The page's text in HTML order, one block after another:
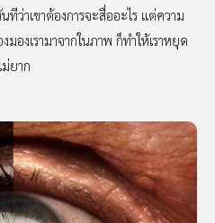
ทีว่าเขาต้องการจะสื่ออะไร แต่ความ
องเรามาจากในภาพ ก็ทำให้เราหยุด
ยาก